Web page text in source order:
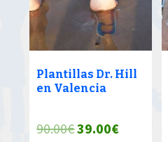
Plantillas Dr. Hill
en Valencia
90.00€El
39.00€El